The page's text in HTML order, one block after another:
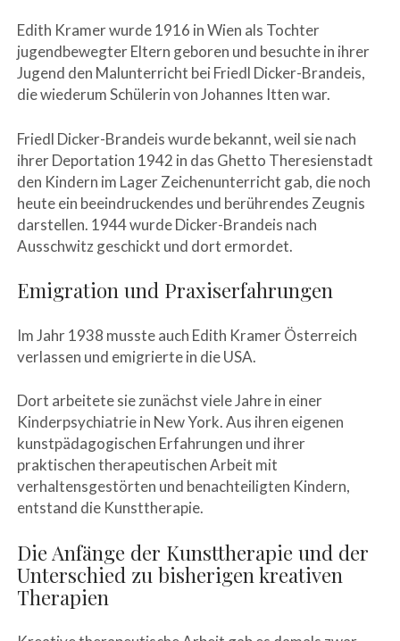
Edith Kramer wurde 1916 in Wien als Tochter
jugendbewegter Eltern geboren und besuchte in ihrer
Jugend den Malunterricht bei Friedl Dicker-Brandeis,
die wiederum Schülerin von Johannes Itten war.
Friedl Dicker-Brandeis wurde bekannt, weil sie nach
ihrer Deportation 1942 in das Ghetto Theresienstadt
den Kindern im Lager Zeichenunterricht gab, die noch
heute ein beeindruckendes und berührendes Zeugnis
darstellen. 1944 wurde Dicker-Brandeis nach
Ausschwitz geschickt und dort ermordet.
Emigration und Praxiserfahrungen
Im Jahr 1938 musste auch Edith Kramer Österreich
verlassen und emigrierte in die USA.
Dort arbeitete sie zunächst viele Jahre in einer
Kinderpsychiatrie in New York. Aus ihren eigenen
kunstpädagogischen Erfahrungen und ihrer
praktischen therapeutischen Arbeit mit
verhaltensgestörten und benachteiligten Kindern,
entstand die Kunsttherapie.
Die Anfänge der Kunsttherapie und der
Unterschied zu bisherigen kreativen
Therapien